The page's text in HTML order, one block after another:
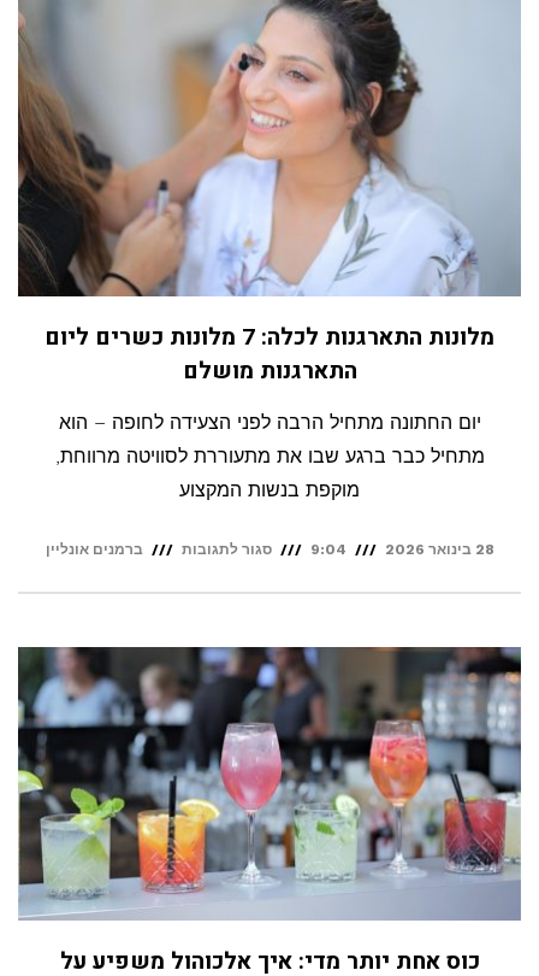
מלונות התארגנות לכלה: 7 מלונות כשרים ליום
התארגנות מושלם
יום החתונה מתחיל הרבה לפני הצעידה לחופה – הוא
מתחיל כבר ברגע שבו את מתעוררת לסוויטה מרווחת,
מוקפת בנשות המקצוע
28 בינואר 2026 9:04 סגור לתגובות על
מלונות
כשרים
ליום
התארגנות
מושלם
ברמנים אונליין
כוס אחת יותר מדי: איך אלכוהול משפיע על